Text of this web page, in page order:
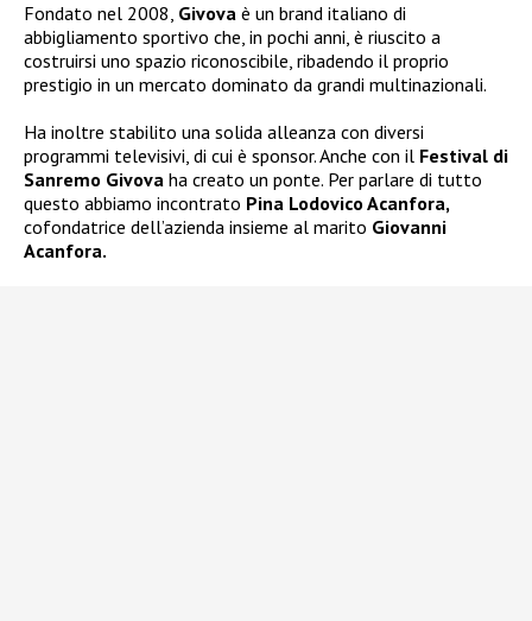
Fondato nel 2008, Givova è un brand italiano di
abbigliamento sportivo che, in pochi anni, è riuscito a
costruirsi uno spazio riconoscibile, ribadendo il proprio
prestigio in un mercato dominato da grandi multinazionali.
Ha inoltre stabilito una solida alleanza con diversi
programmi televisivi, di cui è sponsor. Anche con il Festival di
Sanremo Givova ha creato un ponte. Per parlare di tutto
questo abbiamo incontrato Pina Lodovico Acanfora,
cofondatrice dell’azienda insieme al marito Giovanni
Acanfora.